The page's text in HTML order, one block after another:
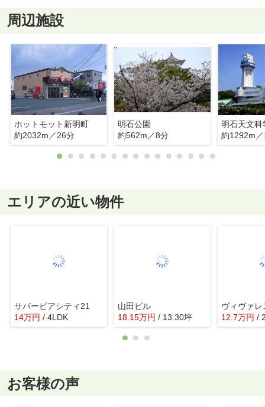
周辺施設
ホットモット新明町
約2032m／26分
明石公園
約562m／8分
明石天文科
約1292m
エリアの近い物件
サバービアシティ21
14万円 / 4LDK
山田ビル
18.15万円 / 13.30坪
ヴィヴァレ
12.7万円 /
お客様の声